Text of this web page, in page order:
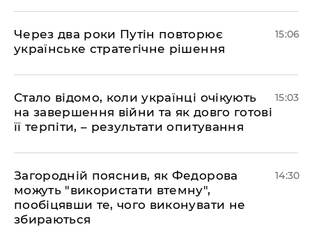
Через два роки Путін повторює
українське стратегічне рішення
15:06
Стало відомо, коли українці очікують
на завершення війни та як довго готові
її терпіти, – результати опитування
15:03
Загородній пояснив, як Федорова
можуть "використати втемну",
пообіцявши те, чого виконувати не
збираються
14:30